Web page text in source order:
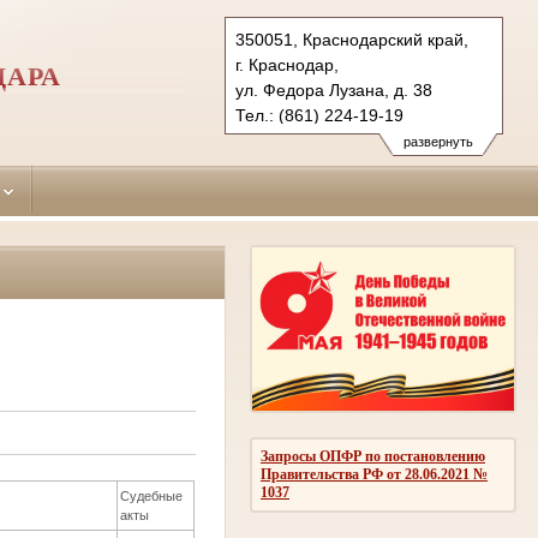
развернуть
350051, Краснодарский край,
г. Краснодар,
ул. Федора Лузана, д. 38
Тел.: (861) 224-19-19
krasnodar-leninsky.krd@sudrf.ru
Запросы ОПФР по постановлению
Правительства РФ от 28.06.2021 №
1037
Судебные
акты